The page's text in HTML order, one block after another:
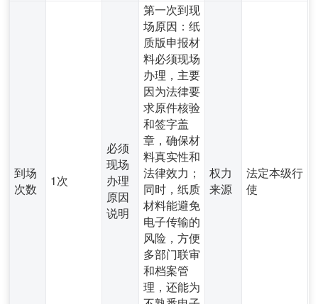
到场
次数
1次
必须
现场
办理
原因
说明
第一次到现
场原因：纸
质版申报材
料必须现场
办理，主要
因为法律要
求原件核验
和签字盖
章，确保材
料真实性和
法律效力；
同时，纸质
材料能避免
电子传输的
风险，方便
多部门联审
和档案管
理，还能为
权力
来源
法定本级行
使